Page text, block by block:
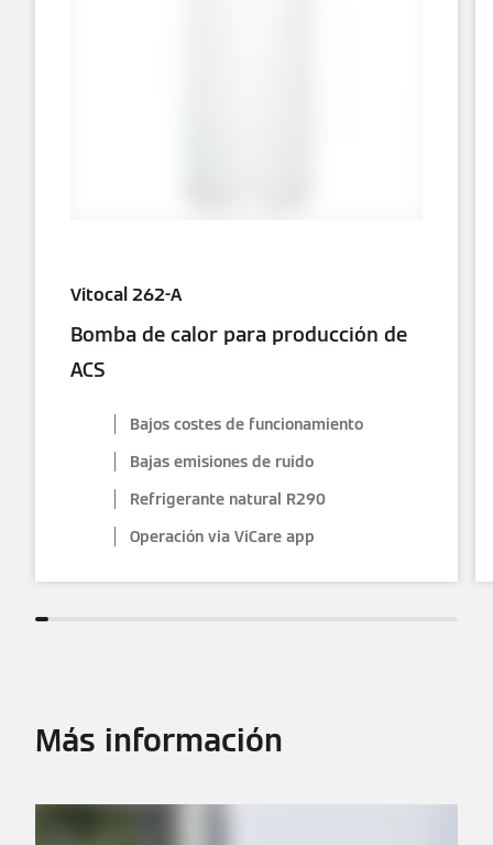
Vitocal 262-A
Bomba de calor para producción de
ACS
Bajos costes de funcionamiento
Bajas emisiones de ruido
Refrigerante natural R290
Operación via ViCare app
Más información